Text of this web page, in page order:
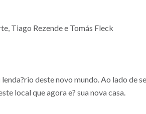
Tiago Rezende e Tomás Fleck
deste novo mundo. Ao lado de
local que agora e? sua nova casa.